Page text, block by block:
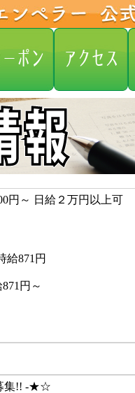
円～ 日給２万円以上可
給871円
円～
集!! -★☆